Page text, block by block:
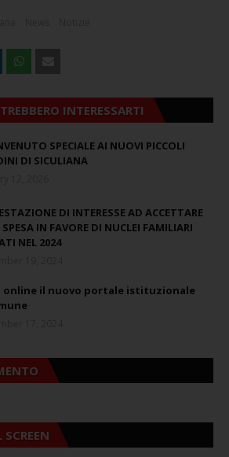
INTERESSARTI
SPECIALE AI NUOVI PICCOLI
DI SICULIANA
DI INTERESSE AD ACCETTARE
IN FAVORE DI NUCLEI FAMILIARI
NEL 2024
online il nuovo portale istituzionale